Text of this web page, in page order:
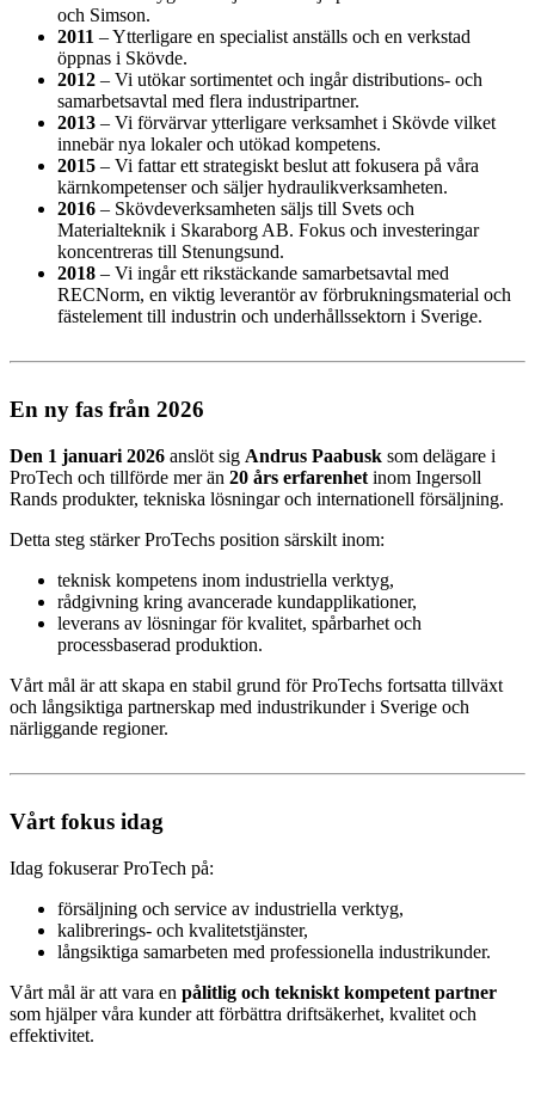
och Simson.
2011 – Ytterligare en specialist anställs och en verkstad
öppnas i Skövde.
2012 – Vi utökar sortimentet och ingår distributions- och
samarbetsavtal med flera industripartner.
2013 – Vi förvärvar ytterligare verksamhet i Skövde vilket
innebär nya lokaler och utökad kompetens.
2015 – Vi fattar ett strategiskt beslut att fokusera på våra
kärnkompetenser och säljer hydraulikverksamheten.
2016 – Skövdeverksamheten säljs till Svets och
Materialteknik i Skaraborg AB. Fokus och investeringar
koncentreras till Stenungsund.
2018 – Vi ingår ett rikstäckande samarbetsavtal med
RECNorm, en viktig leverantör av förbrukningsmaterial och
fästelement till industrin och underhållssektorn i Sverige.
En ny fas från 2026
Den 1 januari 2026 anslöt sig Andrus Paabusk som delägare i
ProTech och tillförde mer än 20 års erfarenhet inom Ingersoll
Rands produkter, tekniska lösningar och internationell försäljning.
Detta steg stärker ProTechs position särskilt inom:
teknisk kompetens inom industriella verktyg,
rådgivning kring avancerade kundapplikationer,
leverans av lösningar för kvalitet, spårbarhet och
processbaserad produktion.
Vårt mål är att skapa en stabil grund för ProTechs fortsatta tillväxt
och långsiktiga partnerskap med industrikunder i Sverige och
närliggande regioner.
Vårt fokus idag
Idag fokuserar ProTech på:
försäljning och service av industriella verktyg,
kalibrerings- och kvalitetstjänster,
långsiktiga samarbeten med professionella industrikunder.
Vårt mål är att vara en pålitlig och tekniskt kompetent partner
som hjälper våra kunder att förbättra driftsäkerhet, kvalitet och
effektivitet.